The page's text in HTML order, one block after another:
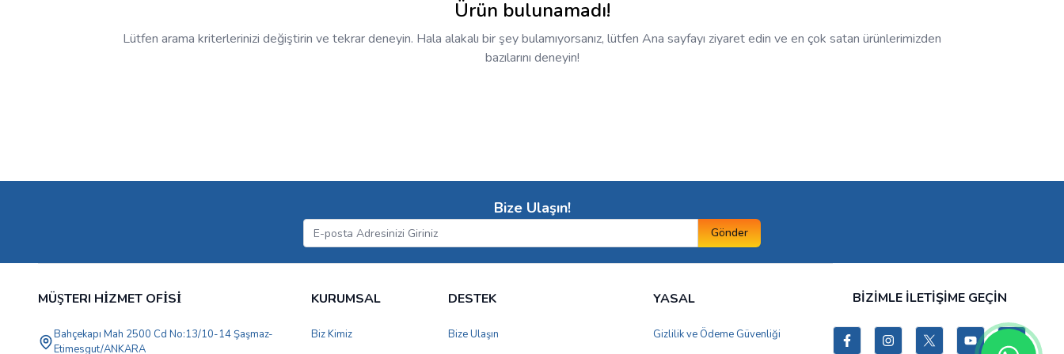
Ürün bulunamadı!
Lütfen arama kriterlerinizi değiştirin ve tekrar deneyin. Hala alakalı bir şey bulamıyorsanız, lütfen Ana sayfayı ziyaret edin ve en çok satan ürünlerimizden
bazılarını deneyin!
Bize Ulaşın!
Gönder
MÜŞTERI HİZMET OFİSİ
Bahçekapı Mah 2500 Cd No:13/10-14 Şaşmaz-
Etimesgut/ANKARA
KURUMSAL
Biz Kimiz
DESTEK
Bize Ulaşın
YASAL
Gizlilik ve Ödeme Güvenliği
BİZİMLE İLETİŞİME GEÇİN